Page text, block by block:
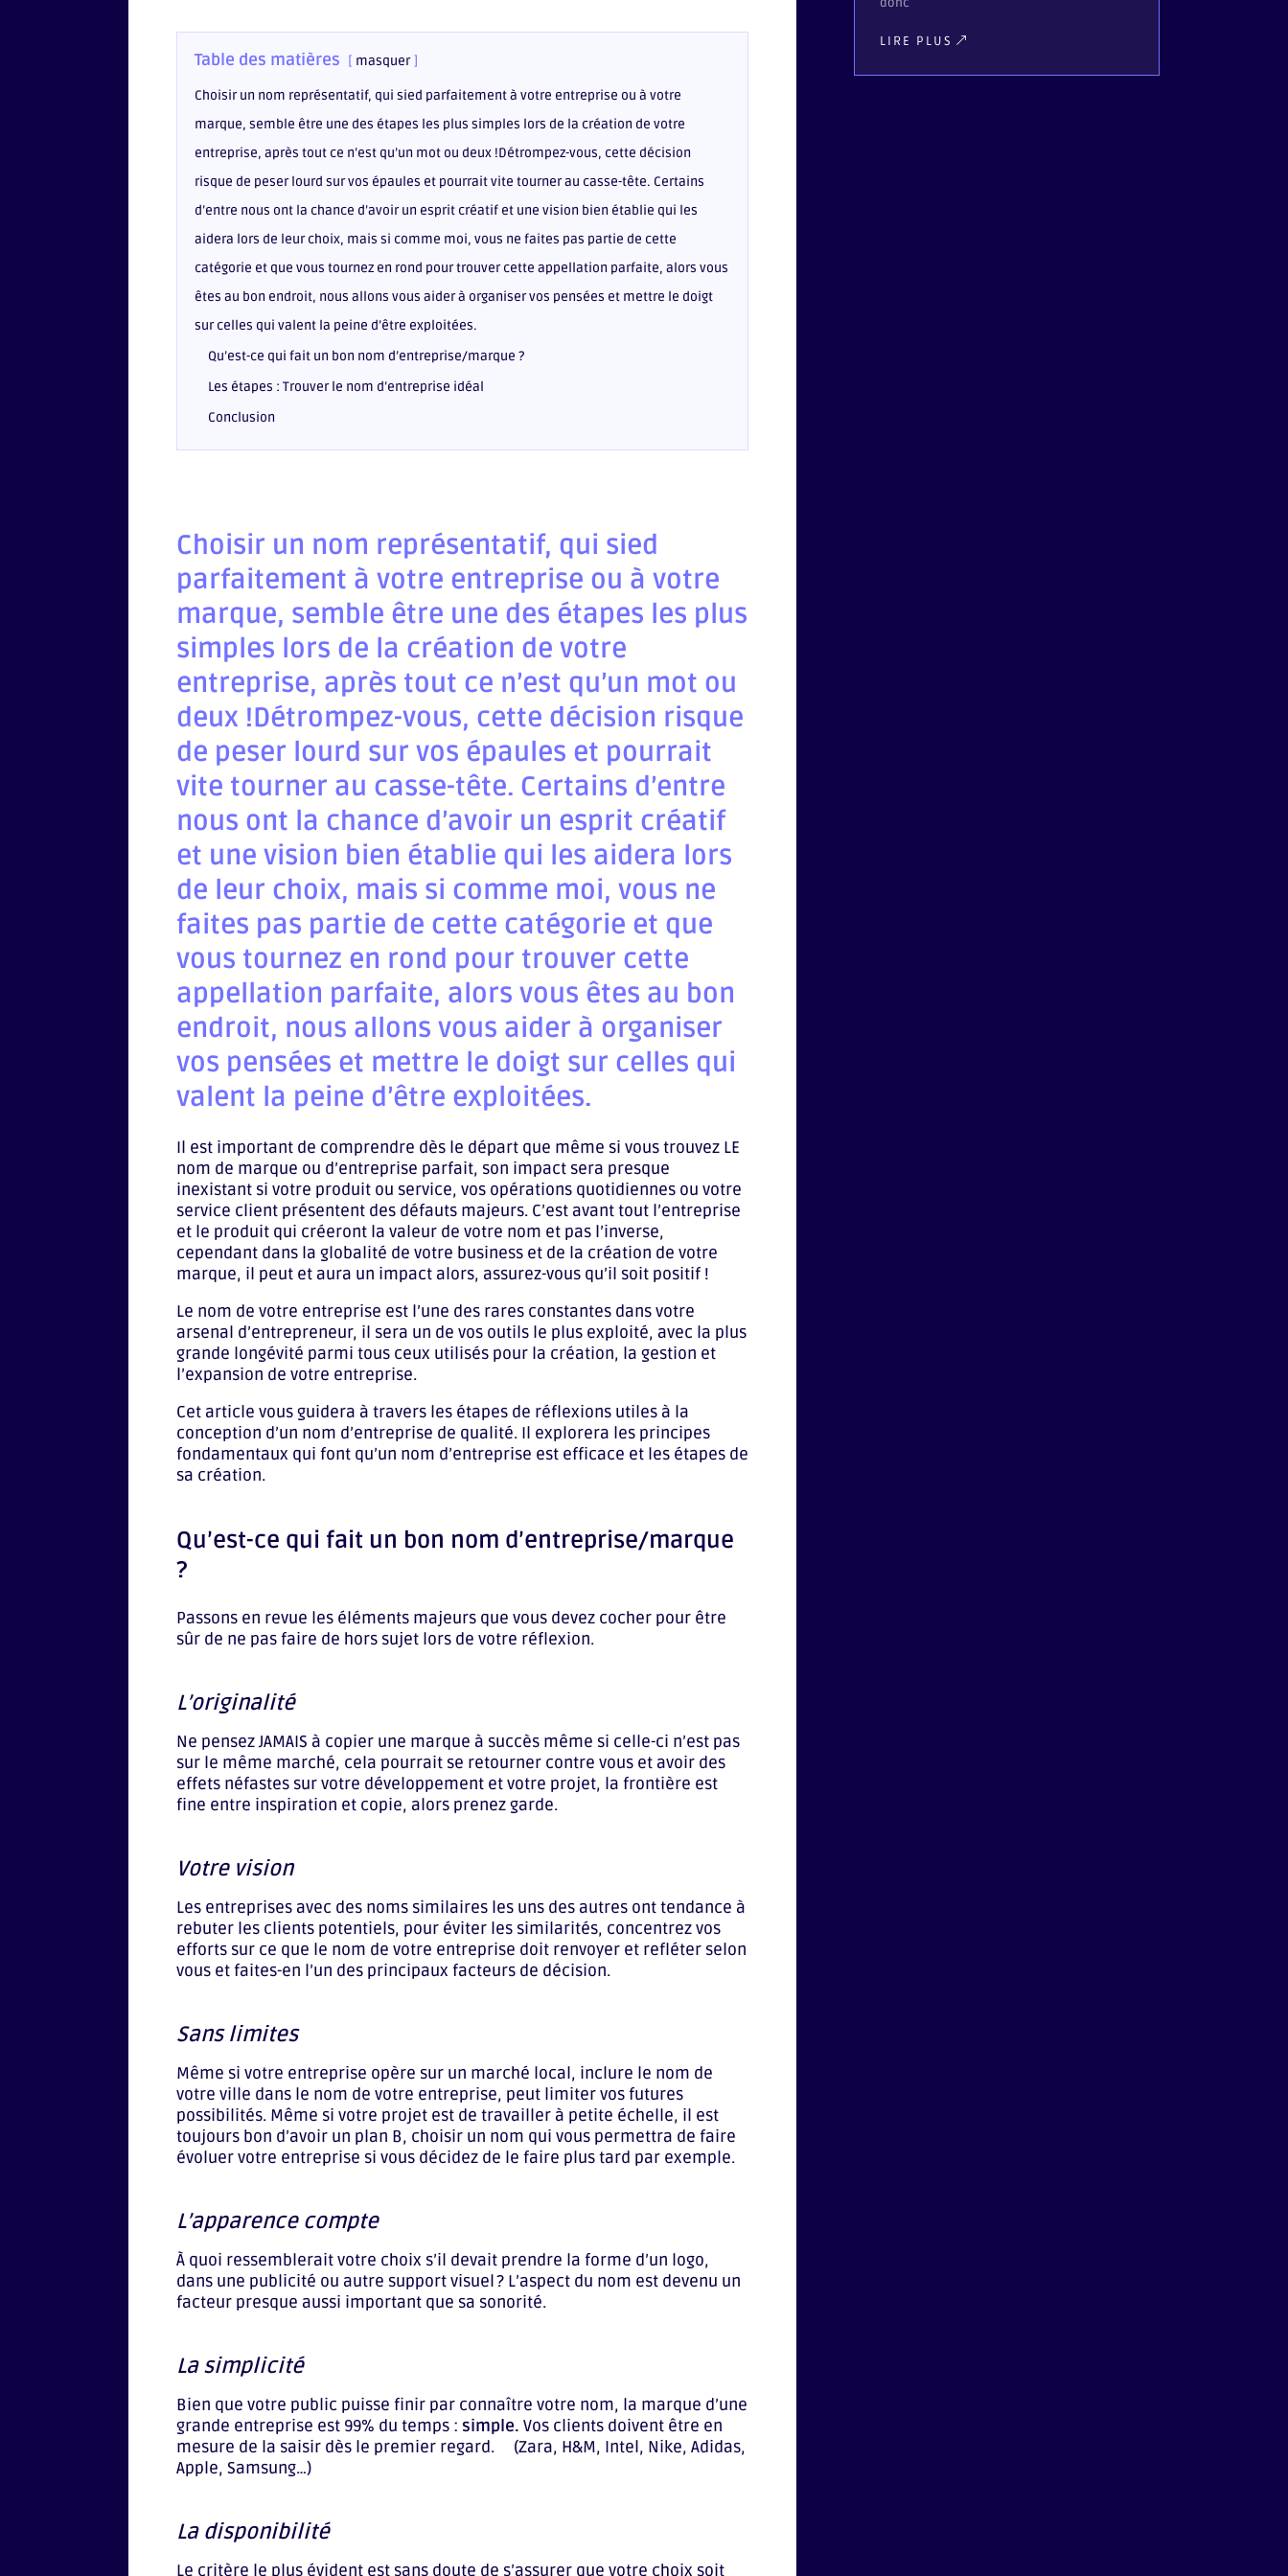
Table des matières masquer
Choisir un nom représentatif, qui sied parfaitement à votre entreprise ou à votre
marque, semble être une des étapes les plus simples lors de la création de votre
entreprise, après tout ce n’est qu’un mot ou deux !Détrompez-vous, cette décision
risque de peser lourd sur vos épaules et pourrait vite tourner au casse-tête. Certains
d’entre nous ont la chance d’avoir un esprit créatif et une vision bien établie qui les
aidera lors de leur choix, mais si comme moi, vous ne faites pas partie de cette
catégorie et que vous tournez en rond pour trouver cette appellation parfaite, alors vous
êtes au bon endroit, nous allons vous aider à organiser vos pensées et mettre le doigt
sur celles qui valent la peine d’être exploitées.
Qu’est-ce qui fait un bon nom d’entreprise/marque ?
Les étapes : Trouver le nom d’entreprise idéal
Conclusion
Choisir un nom représentatif, qui sied
parfaitement à votre entreprise ou à votre
marque, semble être une des étapes les plus
simples lors de la création de votre
entreprise, après tout ce n’est qu’un mot ou
deux !Détrompez-vous, cette décision risque
de peser lourd sur vos épaules et pourrait
vite tourner au casse-tête. Certains d’entre
nous ont la chance d’avoir un esprit créatif
et une vision bien établie qui les aidera lors
de leur choix, mais si comme moi, vous ne
faites pas partie de cette catégorie et que
vous tournez en rond pour trouver cette
appellation parfaite, alors vous êtes au bon
endroit, nous allons vous aider à organiser
vos pensées et mettre le doigt sur celles qui
valent la peine d’être exploitées.
Il est important de comprendre dès le départ que même si vous trouvez LE
nom de marque ou d’entreprise parfait, son impact sera presque
inexistant si votre produit ou service, vos opérations quotidiennes ou votre
service client présentent des défauts majeurs. C’est avant tout l’entreprise
et le produit qui créeront la valeur de votre nom et pas l’inverse,
cependant dans la globalité de votre business et de la création de votre
marque, il peut et aura un impact alors, assurez-vous qu’il soit positif !
Le nom de votre entreprise est l’une des rares constantes dans votre
arsenal d’entrepreneur, il sera un de vos outils le plus exploité, avec la plus
grande longévité parmi tous ceux utilisés pour la création, la gestion et
l’expansion de votre entreprise.
Cet article vous guidera à travers les étapes de réflexions utiles à la
conception d’un nom d’entreprise de qualité. Il explorera les principes
fondamentaux qui font qu’un nom d’entreprise est efficace et les étapes de
sa création.
Qu’est-ce qui fait un bon nom d’entreprise/marque
?
Passons en revue les éléments majeurs que vous devez cocher pour être
sûr de ne pas faire de hors sujet lors de votre réflexion.
L’originalité
Ne pensez JAMAIS à copier une marque à succès même si celle-ci n’est pas
sur le même marché, cela pourrait se retourner contre vous et avoir des
effets néfastes sur votre développement et votre projet, la frontière est
fine entre inspiration et copie, alors prenez garde.
Votre vision
Les entreprises avec des noms similaires les uns des autres ont tendance à
rebuter les clients potentiels, pour éviter les similarités, concentrez vos
efforts sur ce que le nom de votre entreprise doit renvoyer et refléter selon
vous et faites-en l’un des principaux facteurs de décision.
Sans limites
Même si votre entreprise opère sur un marché local, inclure le nom de
votre ville dans le nom de votre entreprise, peut limiter vos futures
possibilités. Même si votre projet est de travailler à petite échelle, il est
toujours bon d’avoir un plan B, choisir un nom qui vous permettra de faire
évoluer votre entreprise si vous décidez de le faire plus tard par exemple.
L’apparence compte
À quoi ressemblerait votre choix s’il devait prendre la forme d’un logo,
dans une publicité ou autre support visuel ? L’aspect du nom est devenu un
facteur presque aussi important que sa sonorité.
La simplicité
Bien que votre public puisse finir par connaître votre nom, la marque d’une
grande entreprise est 99% du temps : simple.Vos clients doivent être en
mesure de la saisir dès le premier regard. (Zara, H&M, Intel, Nike, Adidas,
Apple, Samsung…)
La disponibilité
Le critère le plus évident est sans doute de s’assurer que votre choix soit
LIRE PLUS